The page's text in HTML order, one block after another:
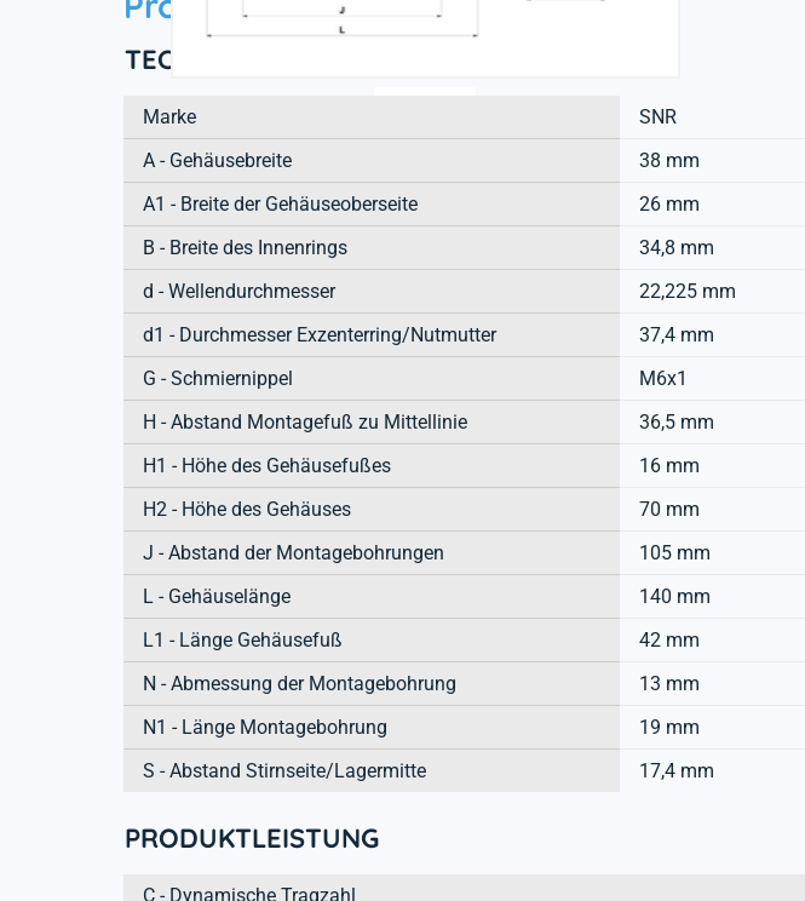
TECHNISCHE EIGENSCHAFTEN
Marke
SNR
A - Gehäusebreite
38 mm
A1 - Breite der Gehäuseoberseite
26 mm
B - Breite des Innenrings
34,8 mm
d - Wellendurchmesser
22,225 mm
d1 - Durchmesser Exzenterring/Nutmutter
37,4 mm
G - Schmiernippel
M6x1
H - Abstand Montagefuß zu Mittellinie
36,5 mm
H1 - Höhe des Gehäusefußes
16 mm
H2 - Höhe des Gehäuses
70 mm
J - Abstand der Montagebohrungen
105 mm
L - Gehäuselänge
140 mm
L1 - Länge Gehäusefuß
42 mm
N - Abmessung der Montagebohrung
13 mm
N1 - Länge Montagebohrung
19 mm
S - Abstand Stirnseite/Lagermitte
17,4 mm
PRODUKTLEISTUNG
C - Dynamische Tragzahl